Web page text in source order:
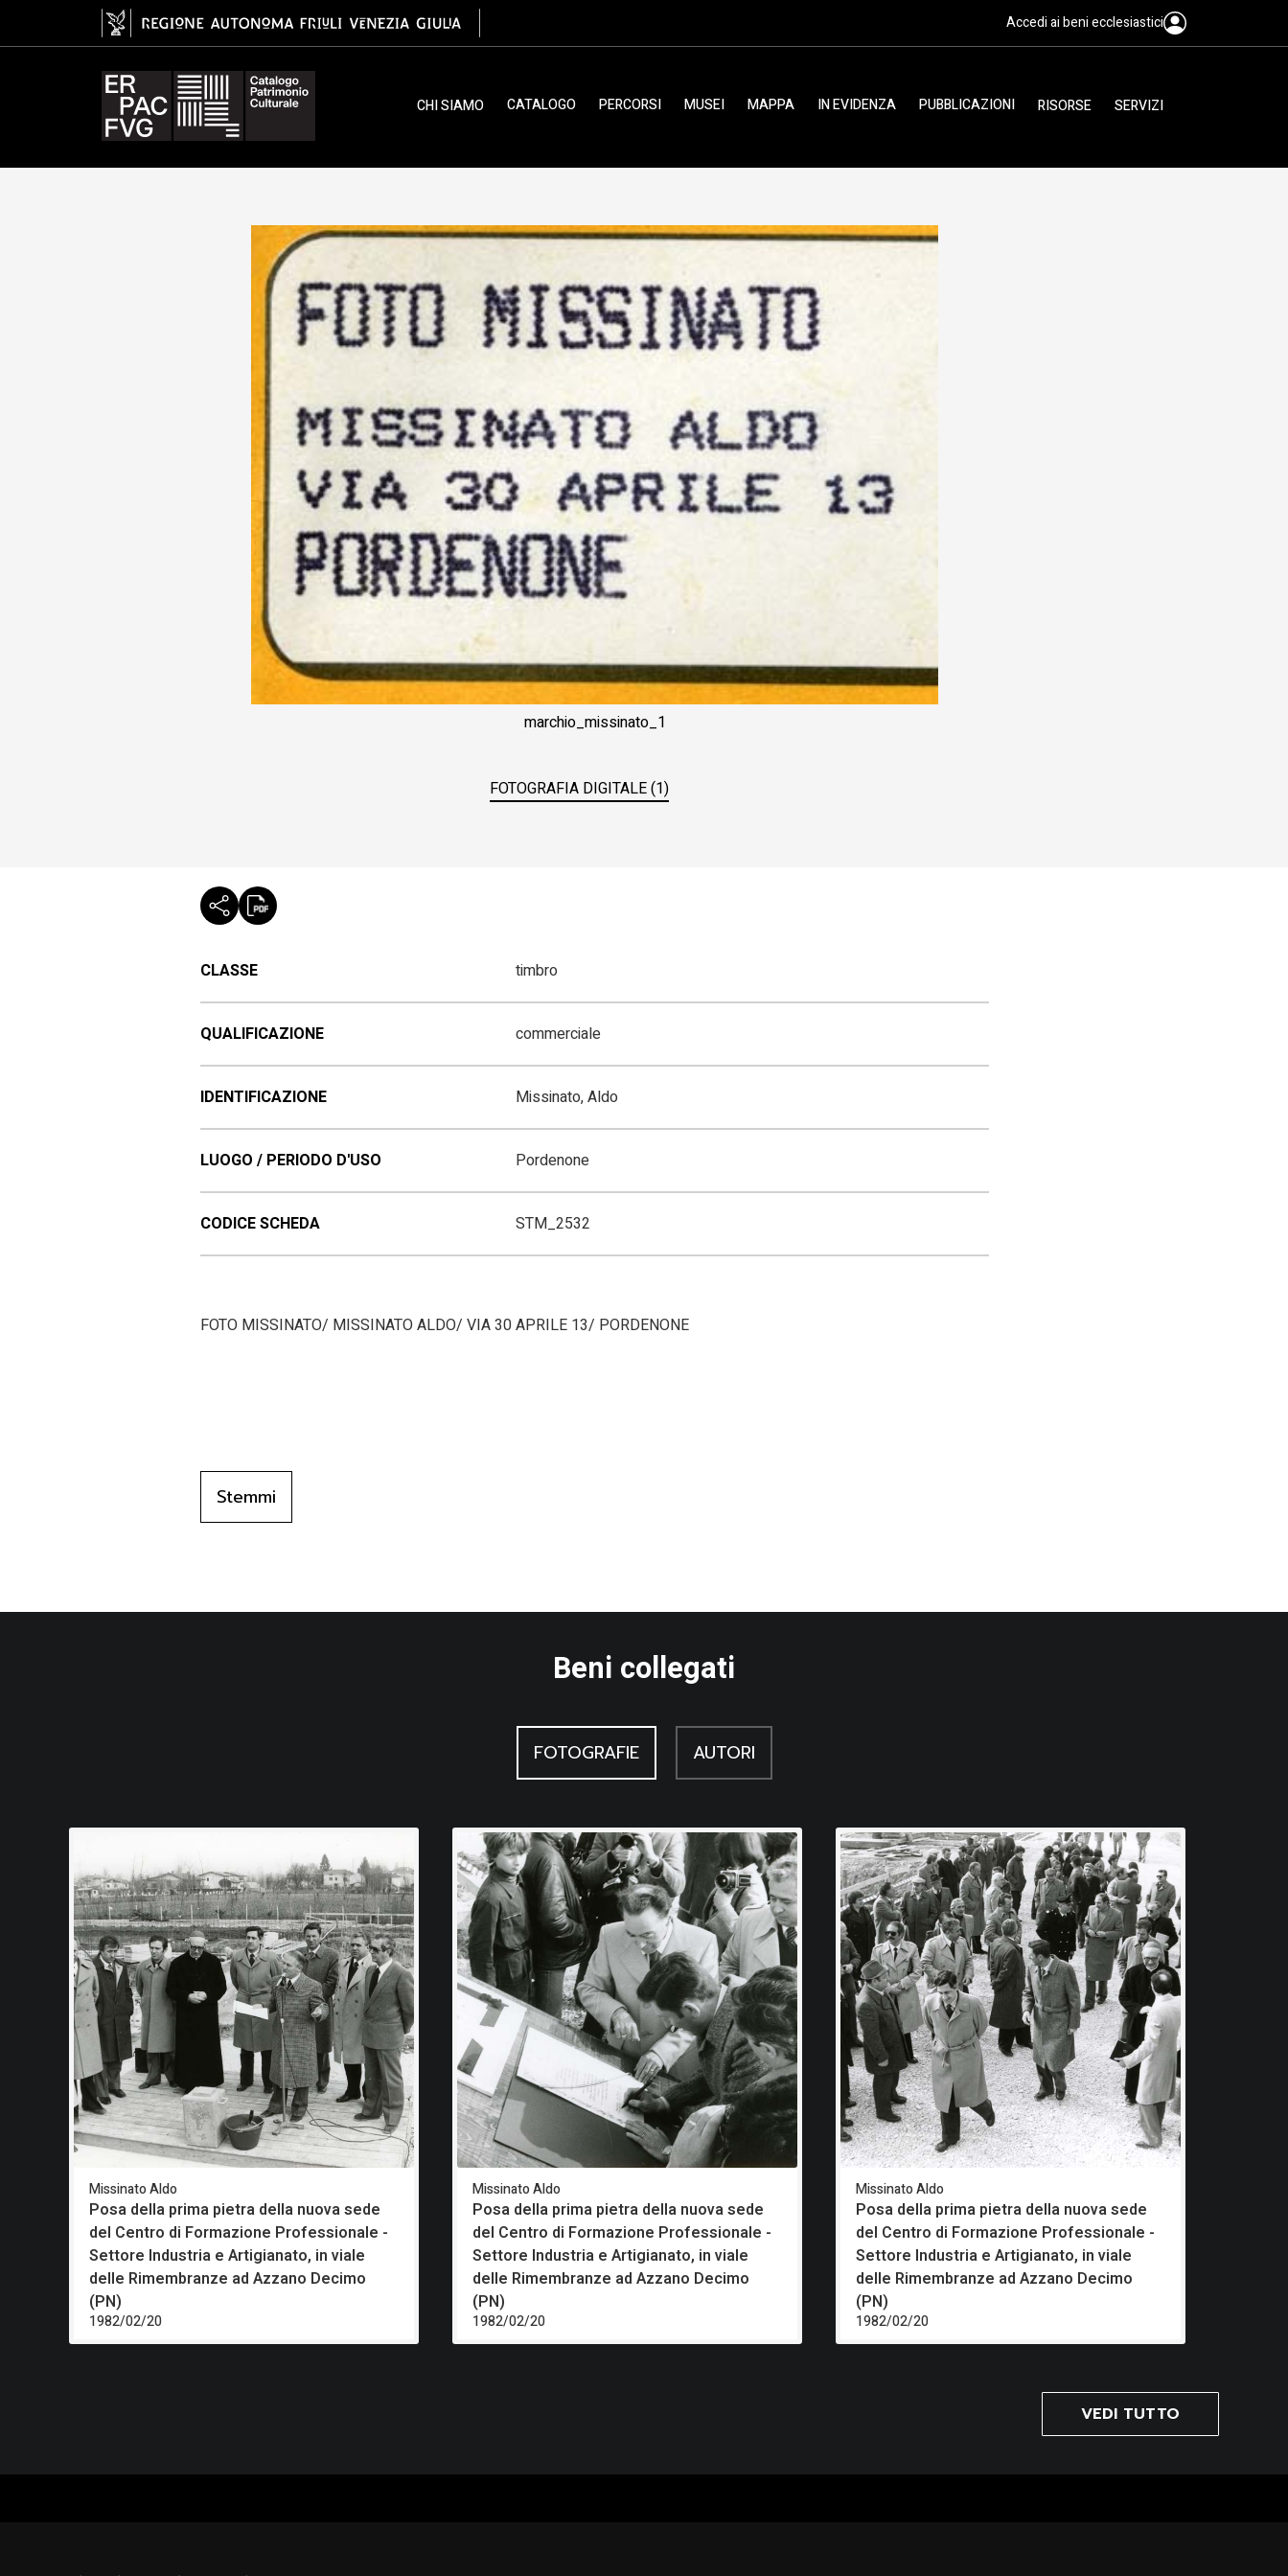
timbro, Missinato, Aldo Accedi ai beni ecclesiastici
CHI SIAMO CATALOGO PERCORSI MUSEI MAPPA IN EVIDENZA PUBBLICAZIONI RISORSE SERVIZI
marchio_missinato_1
FOTOGRAFIA DIGITALE (1)
CLASSE timbro
QUALIFICAZIONE commerciale
IDENTIFICAZIONE Missinato, Aldo
LUOGO / PERIODO D'USO Pordenone
CODICE SCHEDA STM_2532
FOTO MISSINATO/ MISSINATO ALDO/ VIA 30 APRILE 13/ PORDENONE
Stemmi
Beni collegati
FOTOGRAFIE AUTORI
Missinato Aldo
Posa della prima pietra della nuova sede
del Centro di Formazione Professionale -
Settore Industria e Artigianato, in viale
delle Rimembranze ad Azzano Decimo
(PN)
1982/02/20
Missinato Aldo
Posa della prima pietra della nuova sede
del Centro di Formazione Professionale -
Settore Industria e Artigianato, in viale
delle Rimembranze ad Azzano Decimo
(PN)
1982/02/20
Missinato Aldo
Posa della prima pietra della nuova sede
del Centro di Formazione Professionale -
Settore Industria e Artigianato, in viale
delle Rimembranze ad Azzano Decimo
(PN)
1982/02/20
VEDI TUTTO